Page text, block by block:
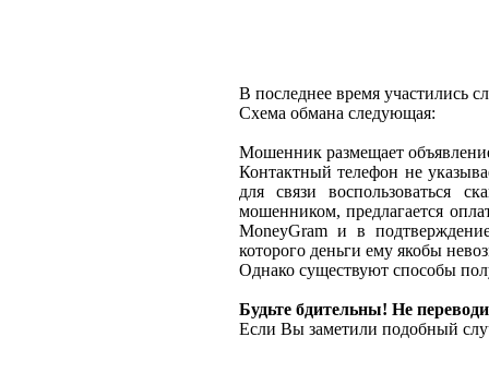
В последнее время участились
Схема обмана следующая:
Мошенник размещает
Контактный телефон не
для связи воспользоваться
мошенником, предлагается
MoneyGram и в
которого деньги ему якобы
Однако существуют способы
Будьте бдительны! Не
Если Вы заметили подобный